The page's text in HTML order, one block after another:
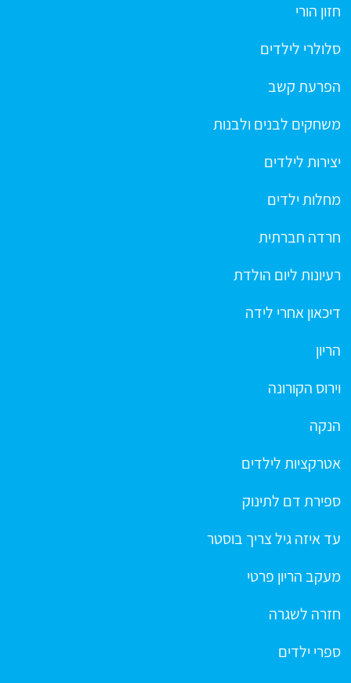
חזון הורי
סלולרי לילדים
הפרעת קשב
משחקים לבנים ולבנות
יצירות לילדים
מחלות ילדים
חרדה חברתית
רעיונות ליום הולדת
דיכאון אחרי לידה
הריון
וירוס הקורונה
הנקה
אטרקציות לילדים
ספירת דם לתינוק
עד איזה גיל צריך בוסטר
מעקב הריון פרטי
חזרה לשגרה
ספרי ילדים